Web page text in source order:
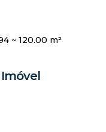
~ 120.00 m²